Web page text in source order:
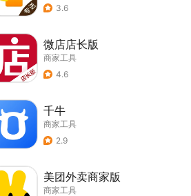
3.6
微店店长版
商家工具
4.6
千牛
商家工具
2.9
美团外卖商家版
商家工具